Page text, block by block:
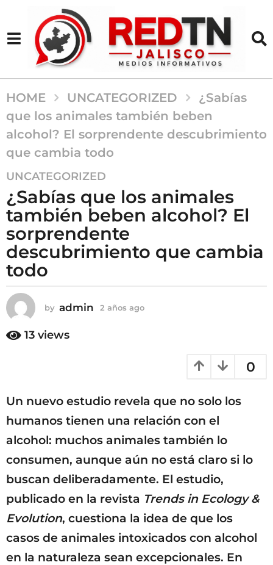
HOME UNCATEGORIZED
¿Sabías
que los animales también beben
alcohol? El sorprendente descubrimiento
que cambia todo
2
ñ
o
s
a
g
o
a
ñ
o
UNCATEGORIZED
¿Sabías que los animales
también beben alcohol? El
sorprendente
descubrimiento que cambia
todo
by admin 2 años ago
13 views
0
Un nuevo estudio revela que no solo los
humanos tienen una relación con el
alcohol: muchos animales también lo
consumen, aunque aún no está claro si lo
buscan deliberadamente. El estudio,
publicado en la revista Trends in Ecology &
Evolution, cuestiona la idea de que los
casos de animales intoxicados con alcohol
en la naturaleza sean excepcionales. En